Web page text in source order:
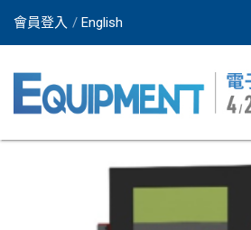
會員登入 English